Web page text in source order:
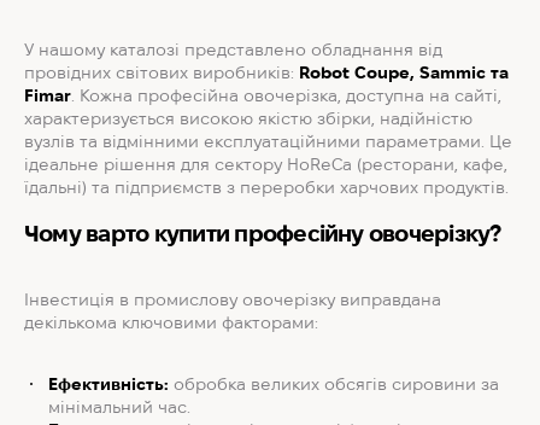
У нашому каталозі представлено обладнання від
провідних світових виробників: Robot Coupe, Sammic та
Fimar. Кожна професійна овочерізка, доступна на сайті,
характеризується високою якістю збірки, надійністю
вузлів та відмінними експлуатаційними параметрами. Це
ідеальне рішення для сектору HoReCa (ресторани, кафе,
їдальні) та підприємств з переробки харчових продуктів.
Чому варто купити професійну овочерізку?
Інвестиція в промислову овочерізку виправдана
декількома ключовими факторами:
Ефективність: обробка великих обсягів сировини за
мінімальний час.